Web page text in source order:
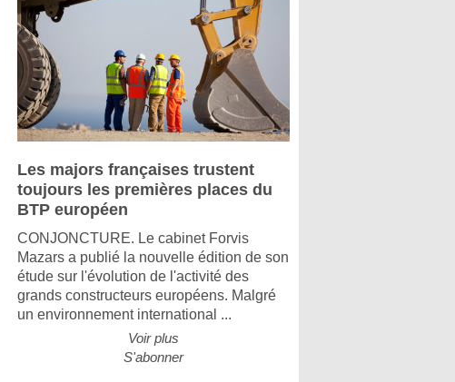
Les majors françaises trustent
toujours les premières places du
BTP européen
CONJONCTURE. Le cabinet Forvis
Mazars a publié la nouvelle édition de son
étude sur l'évolution de l'activité des
grands constructeurs européens. Malgré
un environnement international ...
Voir plus
S'abonner